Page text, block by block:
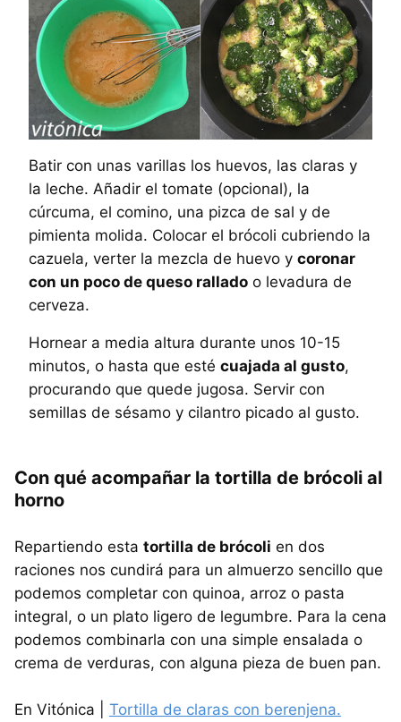
Batir con unas varillas los huevos, las claras y
la leche. Añadir el tomate (opcional), la
cúrcuma, el comino, una pizca de sal y de
pimienta molida. Colocar el brócoli cubriendo la
cazuela, verter la mezcla de huevo y coronar
con un poco de queso rallado o levadura de
cerveza.
Hornear a media altura durante unos 10-15
minutos, o hasta que esté cuajada al gusto,
procurando que quede jugosa. Servir con
semillas de sésamo y cilantro picado al gusto.
Con qué acompañar la tortilla de brócoli al
horno
Repartiendo esta tortilla de brócoli en dos
raciones nos cundirá para un almuerzo sencillo que
podemos completar con quinoa, arroz o pasta
integral, o un plato ligero de legumbre. Para la cena
podemos combinarla con una simple ensalada o
crema de verduras, con alguna pieza de buen pan.
En Vitónica | Tortilla de claras con berenjena.